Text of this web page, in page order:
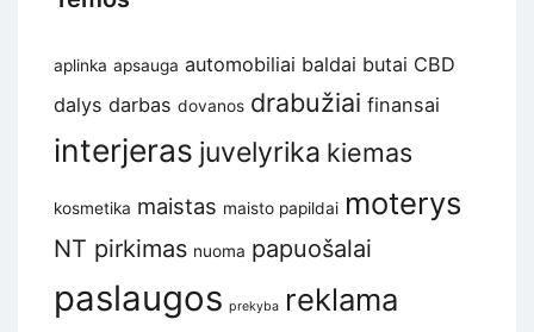
aplinka apsauga automobiliai baldai butai CBD
dalys darbas dovanos drabužiai finansai
interjeras juvelyrika kiemas
kosmetika maistas maisto papildai moterys
NT pirkimas nuoma papuošalai
paslaugos prekyba reklama